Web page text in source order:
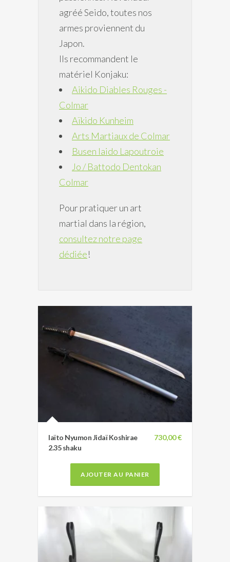
agréé Seido, toutes nos
armes proviennent du
Japon.
Ils recommandent le
matériel Konjaku:
Aikido Diables Rouges -
Colmar
Aïkido Kunheim
Arts Martiaux de Colmar
Busen Iaido Lapoutroie
Jo / Battodo Dentokan
Colmar
Pour pratiquer un art
martial dans la région,
consultez notre page
dédiée!
730,00 €
Iaïto Nyumon Jidaï Koshirae
2.35 shaku
AJOUTER AU PANIER